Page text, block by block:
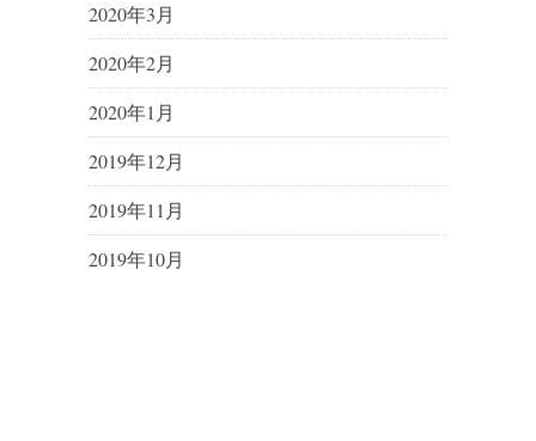
2020年3月
2020年2月
2020年1月
2019年12月
2019年11月
2019年10月